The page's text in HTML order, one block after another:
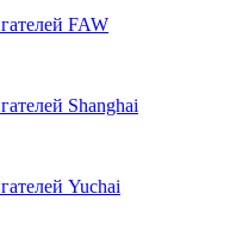
FAW
Shanghai
Yuchai